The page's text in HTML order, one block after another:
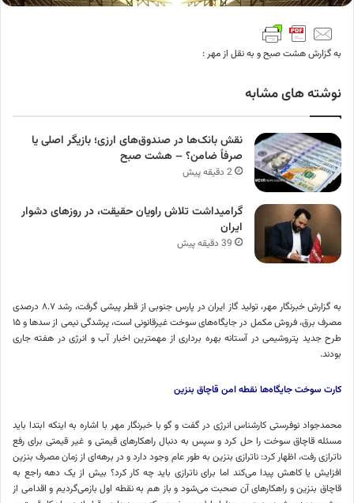
به گزارش هشت صبح و به نقل از مهر :
نوشته های مشابه
نقش بانک‌ها در صندوق‌های ارزی؛ بازیگر اصلی یا
صرفاً ضامن؟ – هشت صبح
2 دقیقه پیش
گرامیداشت تلاش راویان حقیقت، در روزهای دشوار
ایران
39 دقیقه پیش
به گزارش خبرنگار مهر، تولید گاز ایران در پارس جنوبی از قطر پیشی گرفت، رشد ۸.۷ درصدی
مصرف برق، فروش مکمل در جایگاه‌های سوخت غیرقانونی است، پرشدگی نیمی از سدها و ۱۵
طرح جدید پتروشیمی در آستانه بهره برداری از مهمترین اخبار آب و انرژی در هفته جاری
بودند.
کارت سوخت جایگاه‌ها نقطه امن قاچاق بنزین
محمدجواد نوفرستی کارشناس انرژی در گفت و گوبا خبرنگار مهر با اشاره به اینکه ابتدا باید
مسئله قاچاق سوخت را حل کرد و سپس به دنبال راهکارهای قیمتی و غیر قیمتی برای رفع
ناترازیرفت، اظهار کرد:ناترازی بنزین به طور عام وجود دارد و در برهه‌ای از زمان مصرف بنزین
افزایش یا کاهش پیدا می‌کند اما برایناترازی باید چه کار کرد؟ بیش از یک دهه راجع به
قاچاق بنزین و راهکارهای آن صحبت می‌شود و باز هم به نقطه اول بازمی‌گردیم و اقدامی از